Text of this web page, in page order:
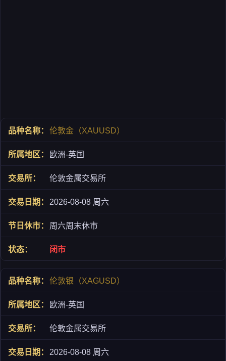
伦敦金（XAUUSD）
欧洲-英国
伦敦金属交易所
2026-08-08 周六
周六周末休市
闭市
伦敦银（XAGUSD）
欧洲-英国
伦敦金属交易所
2026-08-08 周六